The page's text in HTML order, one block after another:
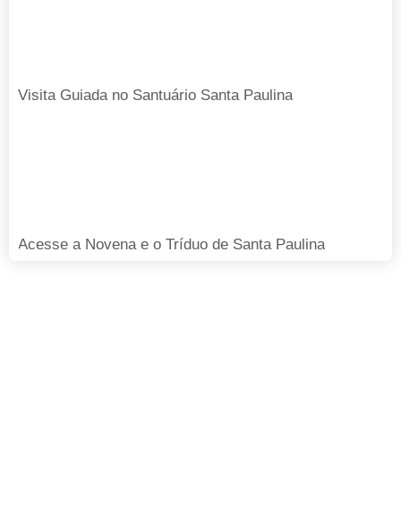
Visita Guiada no Santuário Santa Paulina
Acesse a Novena e o Tríduo de Santa Paulina